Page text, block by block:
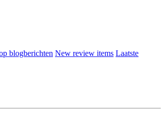
blogberichten New review items Laatste